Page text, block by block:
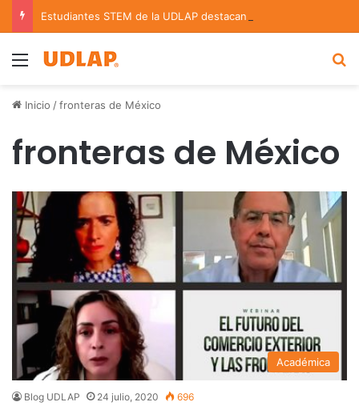
Menu
Inicio /fronteras de México
fronteras de México
Académica
Blog UDLAP 24 julio, 2020 696